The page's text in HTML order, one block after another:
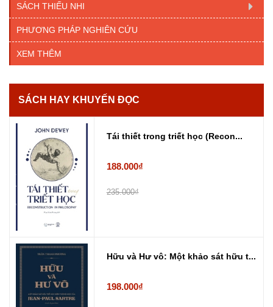
SÁCH THIẾU NHI
PHƯƠNG PHÁP NGHIÊN CỨU
XEM THÊM
SÁCH HAY KHUYẾN ĐỌC
Tái thiết trong triết học (Recon...
188.000₫
235.000₫
Hữu và Hư vô: Một khảo sát hữu t...
198.000₫